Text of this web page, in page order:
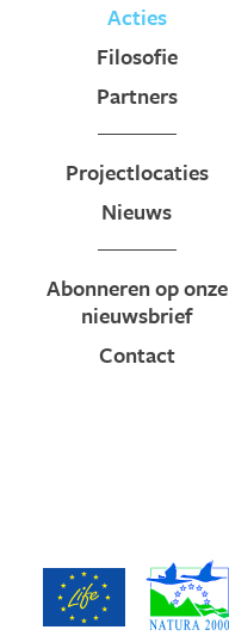
Acties
Filosofie
Partners
Projectlocaties
Nieuws
Abonneren op onze
nieuwsbrief
Contact